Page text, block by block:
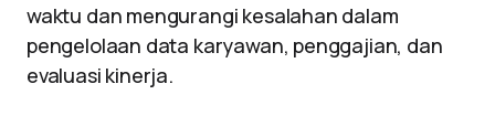
waktu dan mengurangi kesalahan dalam
pengelolaan data karyawan, penggajian, dan
evaluasi kinerja.